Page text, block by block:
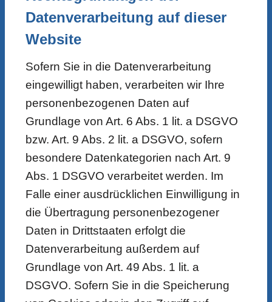
Datenverarbeitung auf dieser
Website
Sofern Sie in die Datenverarbeitung
eingewilligt haben, verarbeiten wir Ihre
personenbezogenen Daten auf
Grundlage von Art. 6 Abs. 1 lit. a DSGVO
bzw. Art. 9 Abs. 2 lit. a DSGVO, sofern
besondere Datenkategorien nach Art. 9
Abs. 1 DSGVO verarbeitet werden. Im
Falle einer ausdrücklichen Einwilligung in
die Übertragung personenbezogener
Daten in Drittstaaten erfolgt die
Datenverarbeitung außerdem auf
Grundlage von Art. 49 Abs. 1 lit. a
DSGVO. Sofern Sie in die Speicherung